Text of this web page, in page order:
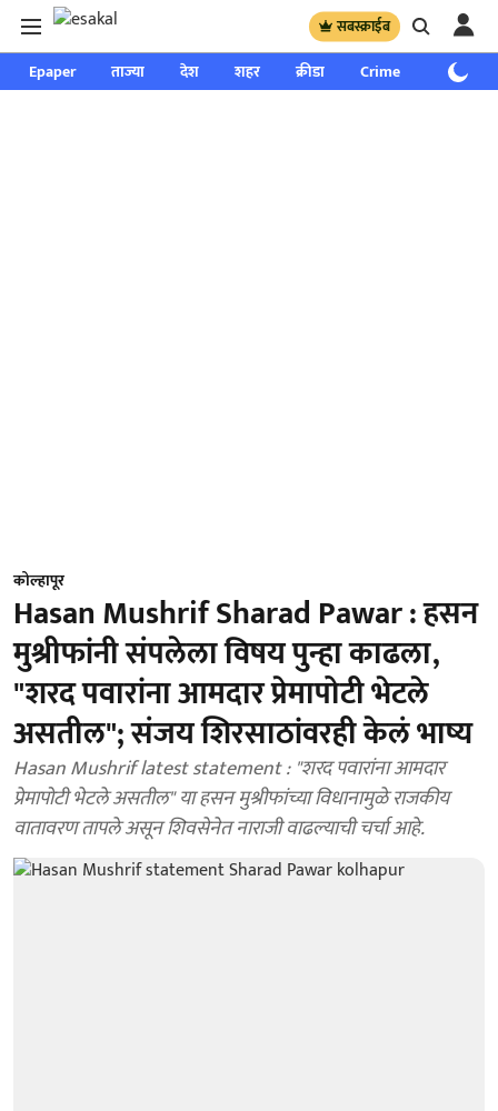
सबस्क्राईब
Epaper ताज्या देश शहर क्रीडा Crime साप्ताहिक
कोल्हापूर
Hasan Mushrif Sharad Pawar : हसन
मुश्रीफांनी संपलेला विषय पुन्हा काढला,
"शरद पवारांना आमदार प्रेमापोटी भेटले
असतील"; संजय शिरसाठांवरही केलं भाष्य
Hasan Mushrif latest statement : "शरद पवारांना आमदार
प्रेमापोटी भेटले असतील" या हसन मुश्रीफांच्या विधानामुळे राजकीय
वातावरण तापले असून शिवसेनेत नाराजी वाढल्याची चर्चा आहे.